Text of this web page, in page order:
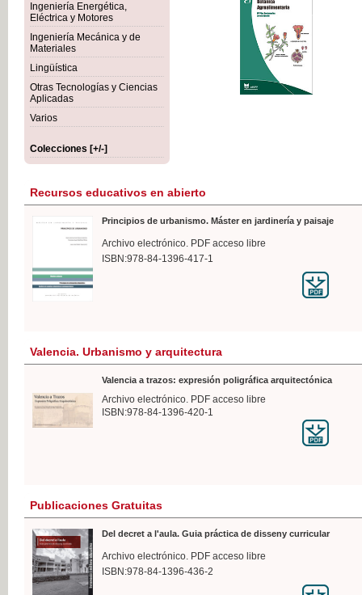
Ingeniería Energética,
Eléctrica y Motores
Ingeniería Mecánica y de
Materiales
Lingüística
Otras Tecnologías y Ciencias
Aplicadas
Varios
Colecciones [+/-]
Recursos educativos en abierto
Principios de urbanismo. Máster en jardinería y paisaje
Archivo electrónico. PDF acceso libre
ISBN:978-84-1396-417-1
Valencia. Urbanismo y arquitectura
Valencia a trazos: expresión poligráfica arquitectónica
Archivo electrónico. PDF acceso libre
ISBN:978-84-1396-420-1
Publicaciones Gratuitas
Del decret a l'aula. Guia práctica de disseny curricular
Archivo electrónico. PDF acceso libre
ISBN:978-84-1396-436-2